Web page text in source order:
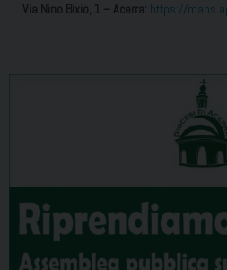
Via Nino Bixio, 1 – Acerra: https://